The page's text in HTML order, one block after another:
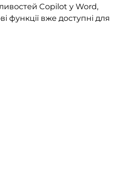
Copilot у Word,
функції вже доступні для